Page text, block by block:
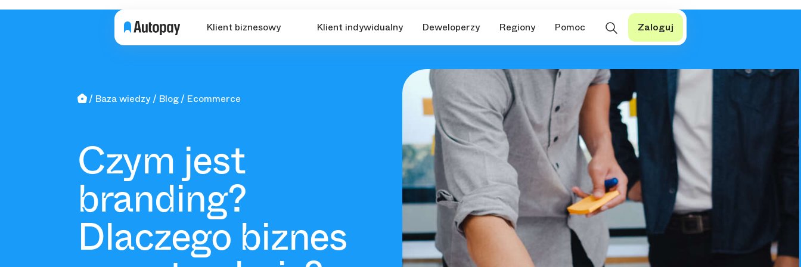
Klient biznesowy Klient indywidualny Deweloperzy Regiony Pomoc Zaloguj
Baza wiedzy Blog Ecommerce
Czym jest
branding?
Dlaczego biznes